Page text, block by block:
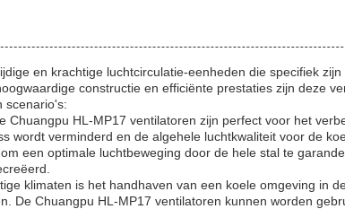
en krachtige luchtcirculatie-eenheden die specifiek
constructie en efficiënte prestaties zijn deze
scenario's:
Chuangpu HL-MP17 ventilatoren zijn perfect voor het
wordt verminderd en de algehele luchtkwaliteit voor de
een optimale luchtbeweging door de hele stal te
klimaten is het handhaven van een koele omgeving in
De Chuangpu HL-MP17 ventilatoren kunnen worden